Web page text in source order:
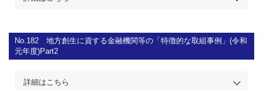
No.182 地方創生に資する金融機関等の「特徴的な取組事例」(令和
元年度)Part2
詳細はこちら